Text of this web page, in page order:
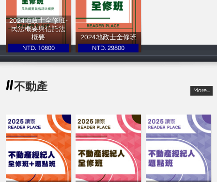
2024地政士全修班-
民法概要與信託法
概要
讀家補習班
NTD. 10800
2024地政士全修班
讀家補習班
NTD. 29800
不動產 More...